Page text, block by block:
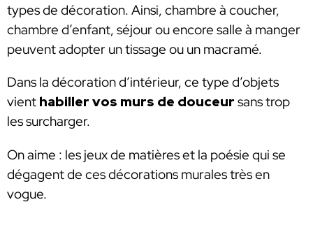
types de décoration. Ainsi, chambre à coucher,
chambre d’enfant, séjour ou encore salle à manger
peuvent adopter un tissage ou un macramé.
Dans la décoration d’intérieur, ce type d’objets
vient habiller vos murs de douceur sans trop
les surcharger.
On aime : les jeux de matières et la poésie qui se
dégagent de ces décorations murales très en
vogue.